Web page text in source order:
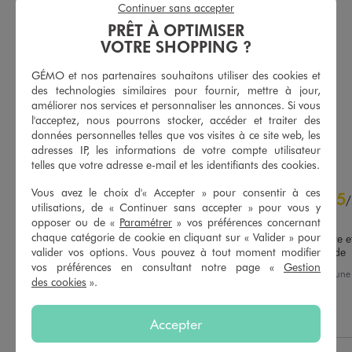
Chouchou pour les cheveux avec coquillages
4/5 de moyenne
(5 avis)
AJOUTERAU PANIER
Chemise manches longues imprimée en maille gaufrée femme grande taille
4.5/5 de moyenne
(108 avis)
AJOUTER AU PANIER
4.7/ 5
Basé sur
contrôle
Voir tous les avis sur ce site
22
5/
Avis vérifié et récompensé
Paire de chaussure élégante
confortable. Je recommande
Avis du07/08/2026 , suite à
PRÊT À OPTIMISER
VOTRE SHOPPING ?
GÉMO et nos partenaires souhaitons utiliser des cookies et
des technologies similaires pour fournir, mettre à jour,
améliorer nos services et personnaliser les annonces. Si vous
l'acceptez, nous pourrons stocker, accéder et traiter des
données personnelles telles que vos visites à ce site web, les
adresses IP, les informations de votre compte utilisateur
telles que votre adresse e-mail et les identifiants des cookies.
Vous avez le choix d'« Accepter » pour consentir à ces
utilisations, de « Continuer sans accepter » pour vous y
opposer ou de « Paramétrer » vos préférences concernant
chaque catégorie de cookie en cliquant sur « Valider » pour
valider vos options. Vous pouvez à tout moment modifier
vos préférences en consultant notre page « Gestion
des cookies ».
Accepter
Continuer sans accepter